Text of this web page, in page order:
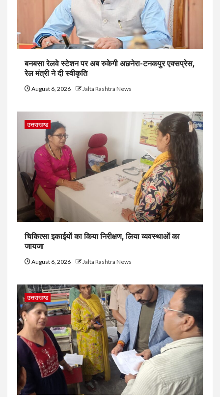
बनबसा रेलवे स्टेशन पर अब रुकेगी अछनेरा-टनकपुर एक्सप्रेस,
रेल मंत्री ने दी स्वीकृति
August 6, 2026 Jalta Rashtra News
उत्तराखण्ड
चिकित्सा इकाईयों का किया निरीक्षण, लिया व्यवस्थाओं का
जायजा
August 6, 2026 Jalta Rashtra News
उत्तराखण्ड